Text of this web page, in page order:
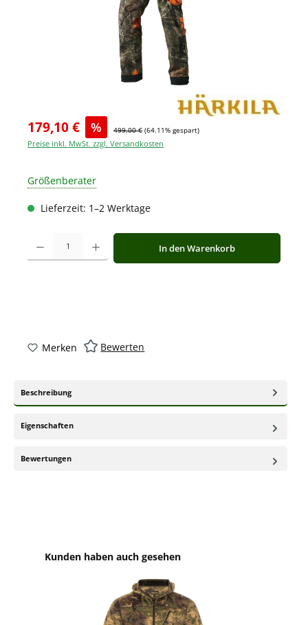
179,10 € % 499,00 € (64.11% gespart)
Preise inkl. MwSt. zzgl. Versandkosten
Größenberater
Lieferzeit: 1–2 Werktage
Produkt Anzahl: Gib den gewünschten Wert ein oder benutze die
In den Warenkorb
Merken Bewerten
Beschreibung
Eigenschaften
Bewertungen
Produktgalerie überspringen
Kunden haben auch gesehen